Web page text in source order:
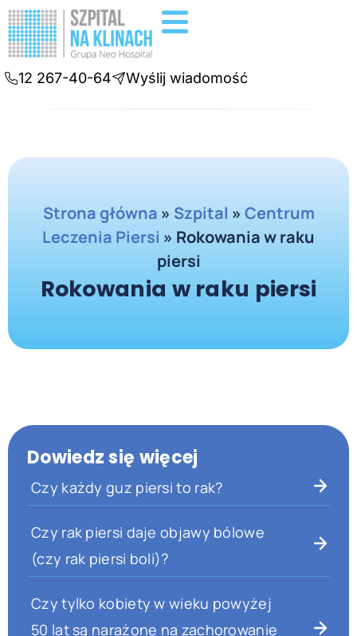
12 267-40-64 Wyślij wiadomość
Strona główna » Szpital » Centrum
Leczenia Piersi » Rokowania w raku
piersi
Rokowania w raku piersi
Dowiedz się więcej
Czy każdy guz piersi to rak?
Czy rak piersi daje objawy bólowe
(czy rak piersi boli)?
Czy tylko kobiety w wieku powyżej
50 lat są narażone na zachorowanie